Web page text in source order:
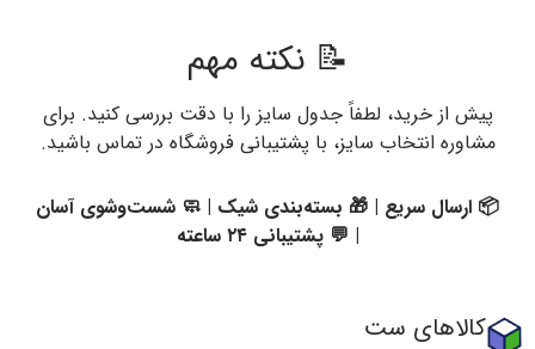
📝 نکته مهم
پیش از خرید، لطفاً جدول سایز را با دقت بررسی کنید. برای
مشاوره انتخاب سایز، با پشتیبانی فروشگاه در تماس باشید.
📦 ارسال سریع | 🎁 بسته‌بندی شیک | 🧼 شست‌وشوی آسان
| 💬 پشتیبانی ۲۴ ساعته
کالاهای ست